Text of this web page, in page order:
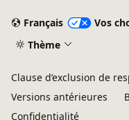
Français
Vos
Thème
Clause d’exclusion de
Versions antérieures
Confidentialité